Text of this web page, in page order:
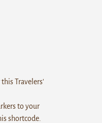
Travelers'
to your
shortcode.